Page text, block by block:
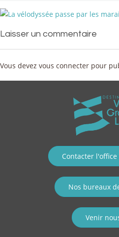
Laisser un commentaire
Vous devez vous connecter pour
Contacter
Nos bureaux
Venir